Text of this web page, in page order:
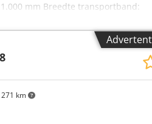
mm Breedte transportband:
km